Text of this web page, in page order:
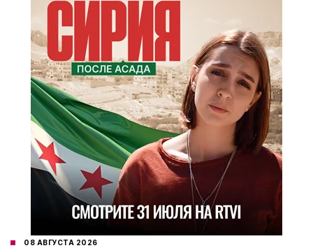
08 АВГУСТА 2026